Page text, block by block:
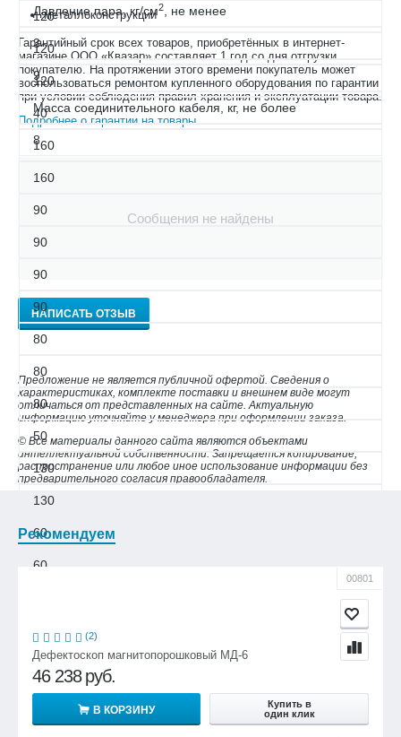
120
120
120
40
160
160
90
90
90
90
80
80
80
50
130
130
60
60
50
50
50
Давление пара, кг/см2 , не менее
3
9.
Масса соединительного кабеля, кг, не более
8
металлоконструкции
Гарантийный срок всех товаров, приобретённых в интернет-
магазине ООО «Квазар» составляет 1 год со дня отгрузки
покупателю. На протяжении этого времени покупатель может
воспользоваться ремонтом купленного оборудования по гарантии
при условии соблюдения правил хранения и эксплуатации товара.
Подробнее о гарантии на товары
Сообщения не найдены
НАПИСАТЬ ОТЗЫВ
Предложение не является публичной офертой. Сведения о
характеристиках, комплекте поставки и внешнем виде могут
отличаться от представленных на сайте. Актуальную
информацию уточняйте у менеджера при оформлении заказа.
© Все материалы данного сайта являются объектами
интеллектуальной собственности. Запрещается копирование,
распространение или любое иное использование информации без
предварительного согласия правообладателя.
Рекомендуем
00801
(2)
Дефектоскоп магнитопорошковый МД-6
46 238 руб.
В КОРЗИНУ
Купить в
один клик